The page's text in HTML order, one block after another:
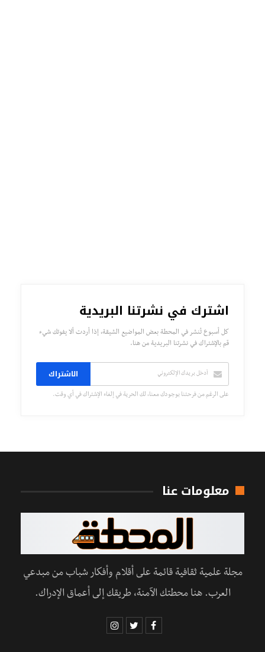
اشترك في نشرتنا البريدية
كل أسبوع تُنشر في المحطة بعض المواضيع الشيقة، إذا أردت ألا يفوتك شيء
قم بالإشتراك في نشرتنا البريدية من هنا.
الاشتراك
على الرغم من فرحتنا بوجودك معنا، لك الحرية في إلغاء الإشتراك في أي وقت.
معلومات عنا
مجلة علمية ثقافية قائمة على أقلام وأفكار شباب من مبدعي
العرب. هنا محطتك الآمنة، طريقك إلى أعماق الإدراك.